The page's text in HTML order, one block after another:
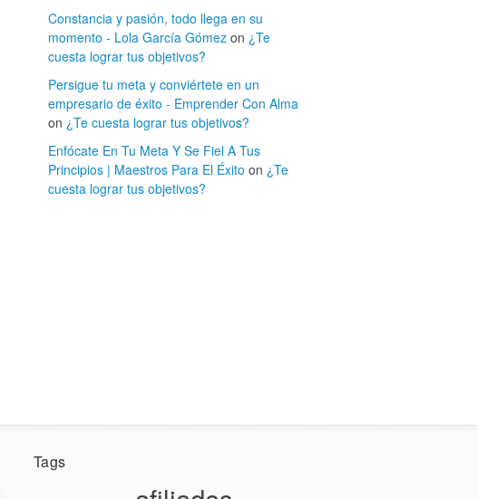
Constancia y pasión, todo llega en su
momento - Lola García Gómezon ¿Te
cuesta lograr tus objetivos?
Persigue tu meta y conviértete en un
empresario de éxito - Emprender Con Alma
on ¿Te cuesta lograr tus objetivos?
Enfócate En Tu Meta Y Se Fiel A Tus
Principios | Maestros Para El Éxito on ¿Te
cuesta lograr tus objetivos?
Tags